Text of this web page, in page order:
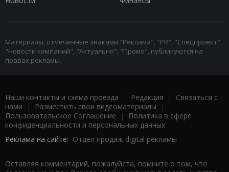
Материалы, отмеченные знаками "Реклама", "PR", "Спецпроект",
"Новости компаний", "Актуально", "Промо", публикуются на
правах рекламы.
Наши контакты и схема проезда | Редакция | Связаться с
нами | Разместить свои видеоматериалы |
Пользовательское Соглашение |
Политика в сфере
конфиденциальности и персональных данных
Реклама на сайте: Отдел продаж digital рекламы
Оставляя комментарий, пожалуйста, помните о том, что